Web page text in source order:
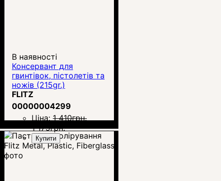
В наявності
Консервант для
гвинтівок, пістолетів та
ножів (215gr.)
FLITZ
00000004299
Ціна: 1 410грн.
1 175грн.
Купити